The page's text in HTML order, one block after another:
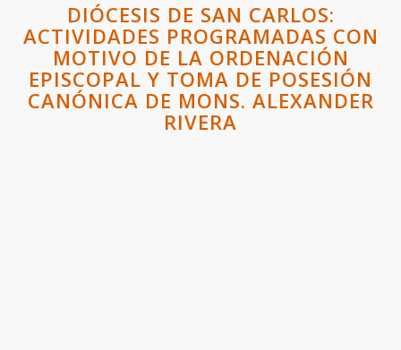
DIÓCESIS DE SAN CARLOS:
ACTIVIDADES PROGRAMADAS CON
MOTIVO DE LA ORDENACIÓN
EPISCOPAL Y TOMA DE POSESIÓN
CANÓNICA DE MONS. ALEXANDER
RIVERA